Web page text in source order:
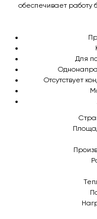
обеспечивает работу
Для
Отсутствует